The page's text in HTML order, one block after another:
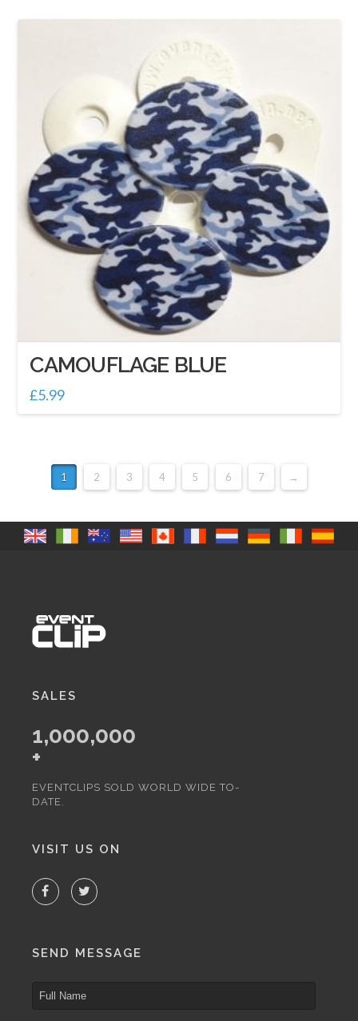
CAMOUFLAGE BLUE
£5.99
1 2 3 4 5 6 7 →
SALES
1,000,000
+
EVENTCLIPS SOLD WORLD WIDE TO-
DATE.
VISIT US ON
SEND MESSAGE